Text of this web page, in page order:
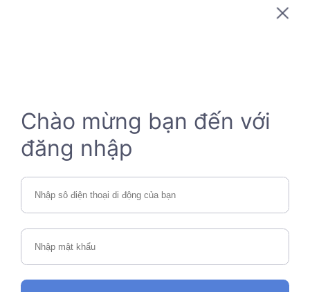
Chào mừng bạn đến với
đăng nhập